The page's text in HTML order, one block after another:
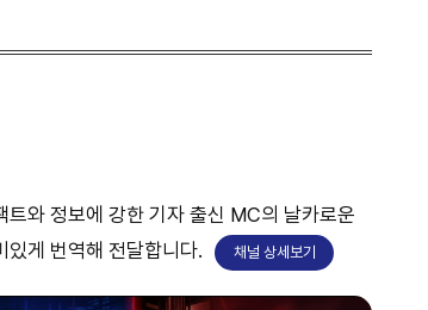
0820~0830
투데이 업&다운 mini
와 정보에 강한 기자 출신 MC의 날카로운
있게 번역해 전달합니다.
채널 상세보기